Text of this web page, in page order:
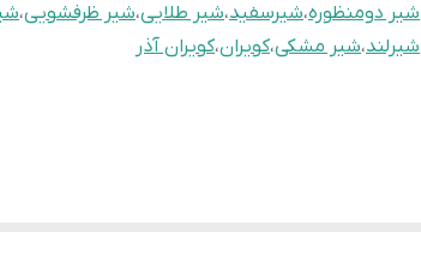
شیر دومنظوره،شیرسفید،شیر طلایی،شیر ظرفشویی،
شیرلند،شیر مشکی،کویران،کویران آذر